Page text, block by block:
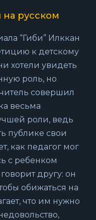
на русском
“Гиби” Илккан
к детскому
хотели увидеть
роль, но
совершил
весьма
роли, ведь
публике свои
как педагог мог
с ребенком
другу: он
обижаться на
что им нужно